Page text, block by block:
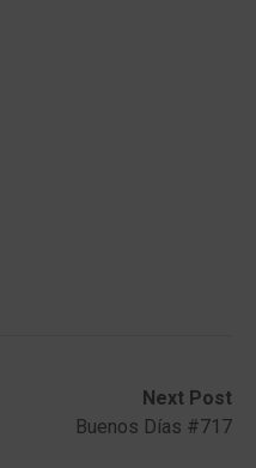
Next Post
Buenos Días #717